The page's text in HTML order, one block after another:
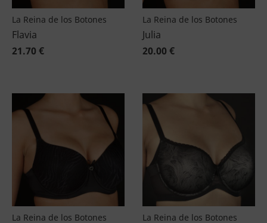
La Reina de los Botones
Flavia
21.70 €
La Reina de los Botones
Julia
20.00 €
La Reina de los Botones La Reina de los Botones